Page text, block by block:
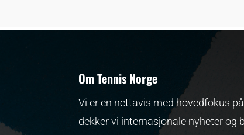
Om Tennis Norge
Vi er en nettavis med hovedfokus
dekker vi internasjonale nyheter og